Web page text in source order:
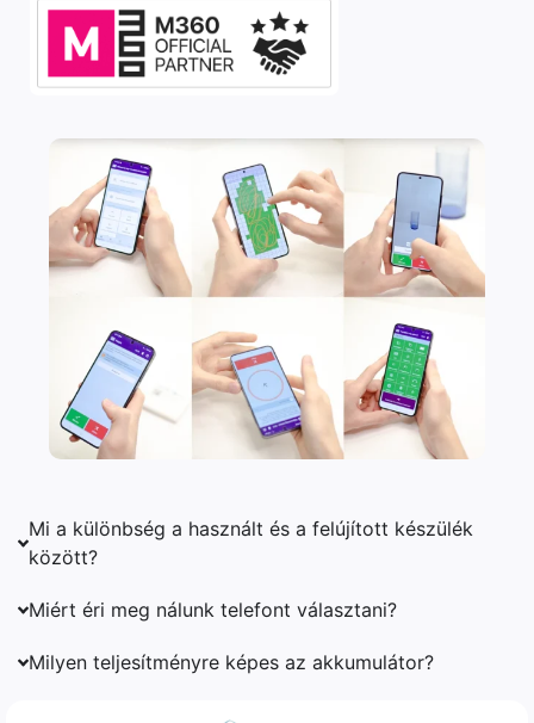
Mi a különbség a használt és a felújított készülék
között?
Miért éri meg nálunk telefont választani?
Milyen teljesítményre képes az akkumulátor?